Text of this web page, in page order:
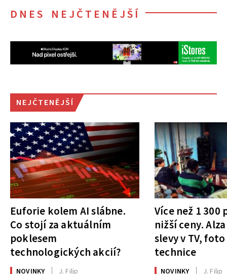
DNES NEJČTENĚJŠÍ
NEJČTENĚJŠÍ
Euforie kolem AI slábne.
Co stojí za aktuálním
poklesem
technologických akcií?
NOVINKY J. Filip
Více než 1
nižší ceny.
slevy v TV,
technice
NOVINKY J. Filip